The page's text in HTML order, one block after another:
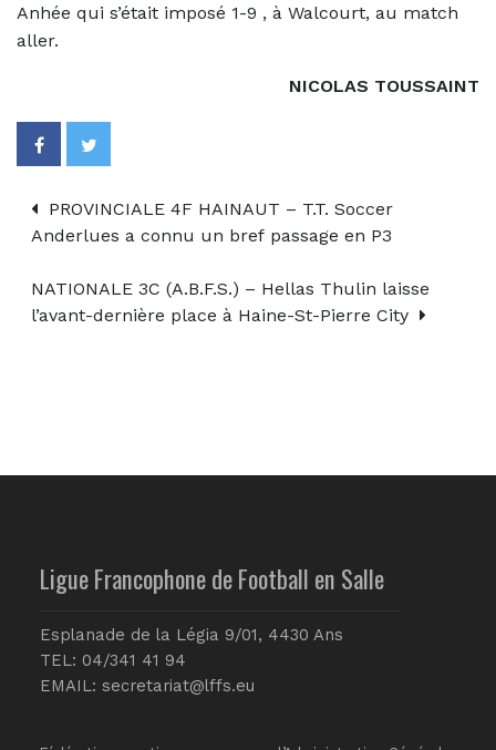
Anhée qui s’était imposé 1-9 , à Walcourt, au match
aller.
NICOLAS TOUSSAINT
PROVINCIALE 4F HAINAUT – T.T. Soccer
Anderlues a connu un bref passage en P3
NATIONALE 3C (A.B.F.S.) – Hellas Thulin laisse
l’avant-dernière place à Haine-St-Pierre City
Ligue Francophone de Football en Salle
Esplanade de la Légia 9/01, 4430 Ans
TEL: 04/341 41 94
EMAIL: secretariat@lffs.eu